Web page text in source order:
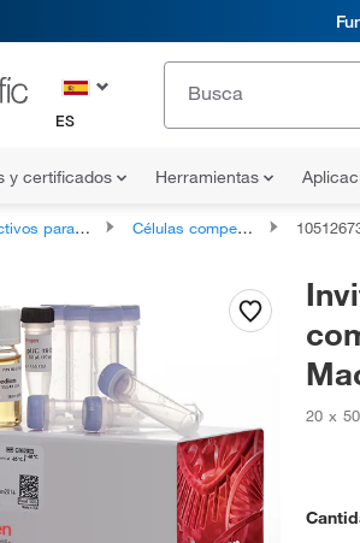
ES
y certificados Herramientas
análisis de proteínas Células competentes
20 x